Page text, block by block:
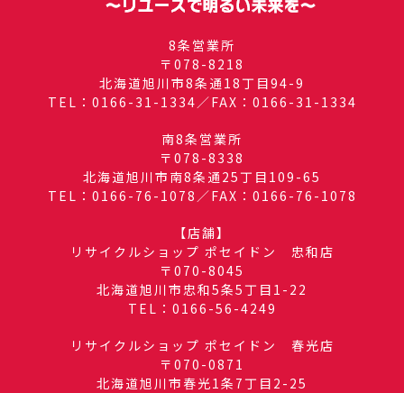
8条営業所
〒078-8218
北海道旭川市8条通18丁目94-9
TEL：0166-31-1334／FAX：0166-31-1334
南8条営業所
〒078-8338
北海道旭川市南8条通25丁目109-65
TEL：0166-76-1078／FAX：0166-76-1078
【店舗】
リサイクルショップ ポセイドン 忠和店
〒070-8045
北海道旭川市忠和5条5丁目1-22
TEL：0166-56-4249
リサイクルショップ ポセイドン 春光店
〒070-0871
北海道旭川市春光1条7丁目2-25